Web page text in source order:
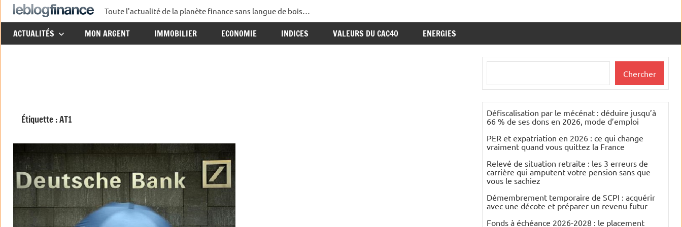
Aller
au
contenu
Le
Blog
Toute l'actualité de la planète finance sans langue de bois…
ACTUALITÉS MON ARGENT IMMOBILIER ECONOMIE INDICES VALEURS DU CAC40 ENERGIES
Étiquette :AT1
Chercher
Défiscalisation par le mécénat : déduire jusqu’à
66 % de ses dons en 2026, mode d’emploi
PER et expatriation en 2026 : ce qui change
vraiment quand vous quittez la France
Relevé de situation retraite : les 3 erreurs de
carrière qui amputent votre pension sans que
vous le sachiez
Démembrement temporaire de SCPI : acquérir
avec une décote et préparer un revenu futur
Fonds à échéance 2026-2028 : le placement